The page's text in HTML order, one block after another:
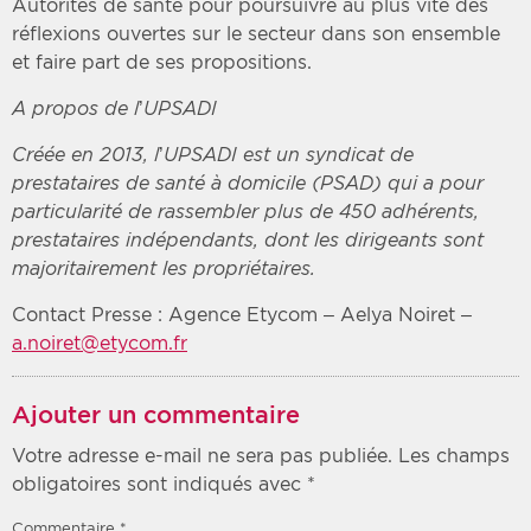
Autorités de santé pour poursuivre au plus vite des
réflexions ouvertes sur le secteur dans son ensemble
et faire part de ses propositions.
A propos de l’UPSADI
Créée en 2013, l’UPSADI est un syndicat de
prestataires de santé à domicile (PSAD) qui a pour
particularité de rassembler plus de 450 adhérents,
prestataires indépendants, dont les dirigeants sont
majoritairement les propriétaires.
Contact Presse : Agence Etycom – Aelya Noiret –
a.noiret@etycom.fr
Ajouter un commentaire
Votre adresse e-mail ne sera pas publiée. Les champs
obligatoires sont indiqués avec *